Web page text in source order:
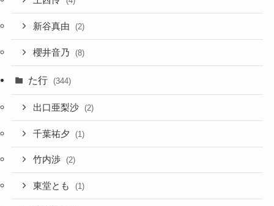
新谷真由 (2)
櫻井音乃 (8)
た行 (344)
出口亜梨沙 (2)
千葉祐夕 (1)
竹内渉 (2)
東堂とも (1)